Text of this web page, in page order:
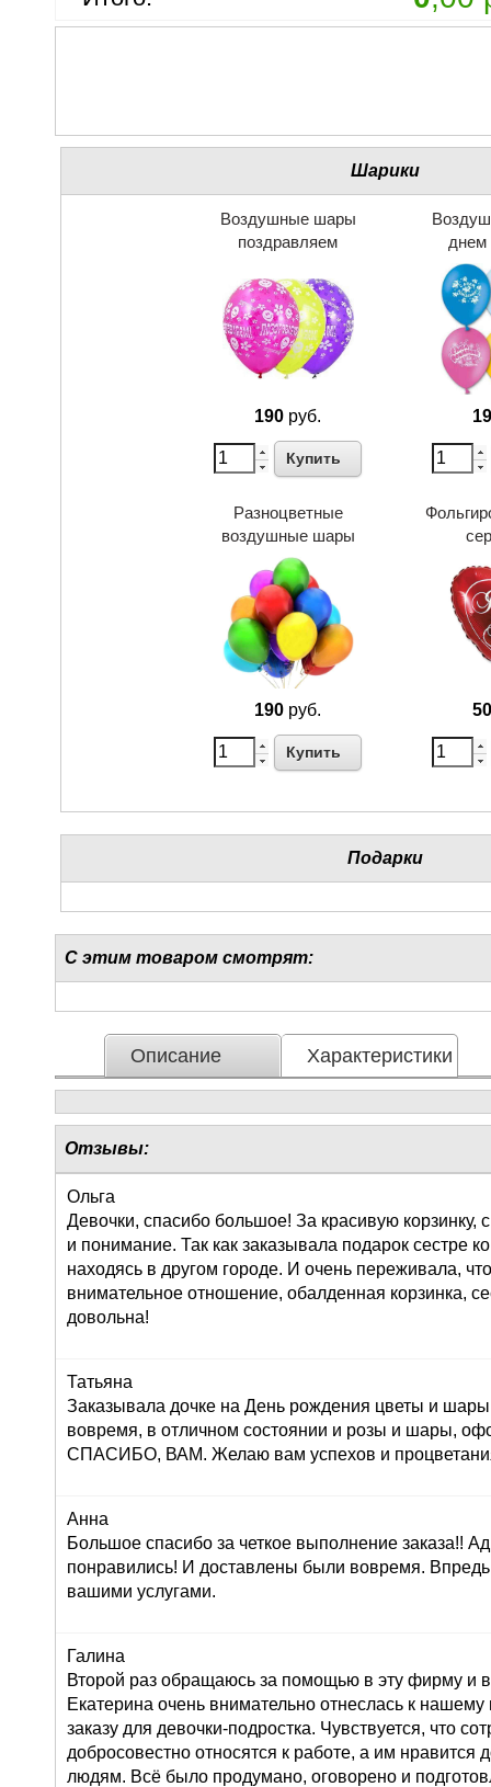
Шарики
Воздушные шары
поздравляем
190 руб.
Купить
днем
Разноцветные
воздушные шары
190 руб.
Купить
Подарки
С этим товаром смотрят:
Описание Характеристики
Отзывы:
Ольга
Девочки, спасибо большое! За красивую корзинку,
и понимание. Так как заказывала подарок сестре
находясь в другом городе. И очень переживала,
внимательное отношение, обалденная корзинка,
довольна!
Татьяна
Заказывала дочке на День рождения цветы и
вовремя, в отличном состоянии и розы и шары,
СПАСИБО, ВАМ. Желаю вам успехов и
Анна
Большое спасибо за четкое выполнение заказа!!
понравились! И доставлены были вовремя. Впредь
вашими услугами.
Галина
Второй раз обращаюсь за помощью в эту фирму и
Екатерина очень внимательно отнеслась к
заказу для девочки-подростка. Чувствуется, что
добросовестно относятся к работе, а им нравится
людям. Всё было продумано, оговорено и